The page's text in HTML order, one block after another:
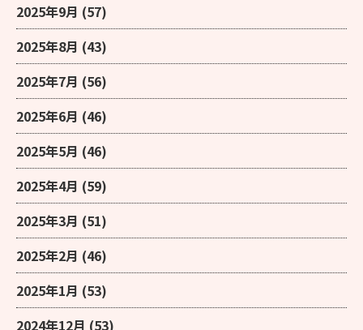
2025年9月 (57)
2025年8月 (43)
2025年7月 (56)
2025年6月 (46)
2025年5月 (46)
2025年4月 (59)
2025年3月 (51)
2025年2月 (46)
2025年1月 (53)
2024年12月 (53)